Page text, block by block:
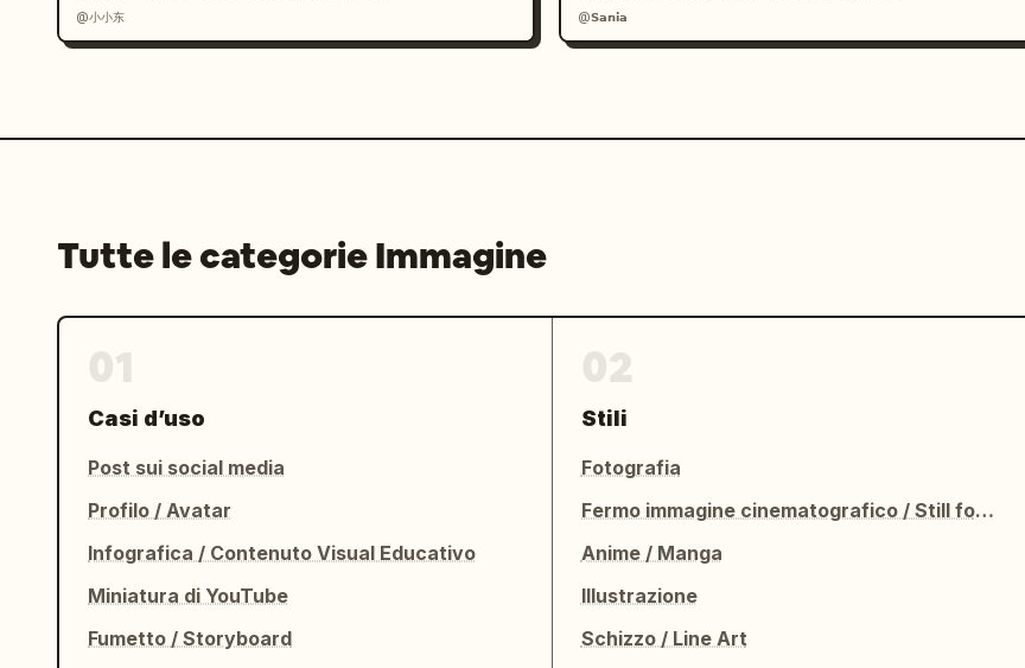
@小小东 @𝗦𝗮𝗻𝗶𝗮
Tutte le categorie Immagine
Casi d’uso
Post sui social media
Profilo / Avatar
Infografica / Contenuto Visual Educativo
Miniatura di YouTube
Fumetto / Storyboard
Stili
Fotografia
Fermo immagine cinematografico / Still fotografico
Anime / Manga
Illustrazione
Schizzo / Line Art